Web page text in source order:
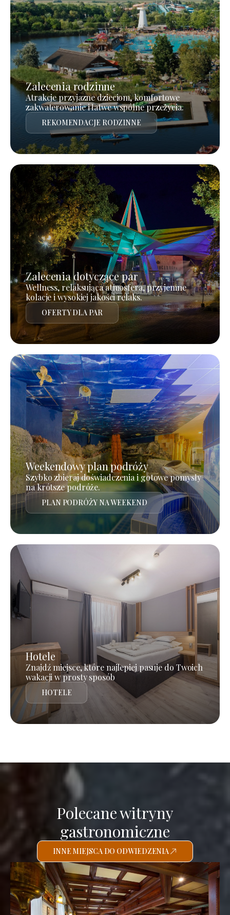
Zalecenia rodzinne
Atrakcje przyjazne dzieciom, komfortowe
zakwaterowanie i łatwe wspólne przeżycia.
REKOMENDACJE RODZINNE
Zalecenia dotyczące par
Wellness, relaksująca atmosfera, przyjemne
kolacje i wysokiej jakości relaks.
OFERTY DLA PAR
Weekendowy plan podróży
Szybko zbieraj doświadczenia i gotowe pomysły
na krótsze podróże.
PLAN PODRÓŻY NA WEEKEND
Hotele
Znajdź miejsce, które najlepiej pasuje do Twoich
wakacji w prosty sposób
HOTELE
Polecane witryny
gastronomiczne
INNE MIEJSCA DO ODWIEDZENIA